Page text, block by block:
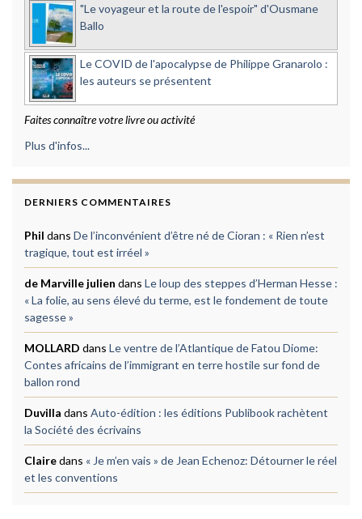
"Le voyageur et la route de l'espoir" d'Ousmane
Ballo
Le COVID de l'apocalypse de Philippe Granarolo :
les auteurs se présentent
Faites connaître votre livre ou activité
Plus d'infos...
DERNIERS COMMENTAIRES
Phil dans De l’inconvénient d’être né de Cioran : « Rien n’est
tragique, tout est irréel »
de Marville julien dans Le loup des steppes d’Herman Hesse :
« La folie, au sens élevé du terme, est le fondement de toute
sagesse »
MOLLARD dans Le ventre de l’Atlantique de Fatou Diome:
Contes africains de l’immigrant en terre hostile sur fond de
ballon rond
Duvilla dans Auto-édition : les éditions Publibook rachètent
la Société des écrivains
Clairedans « Je m’en vais » de Jean Echenoz: Détourner le réel
et les conventions